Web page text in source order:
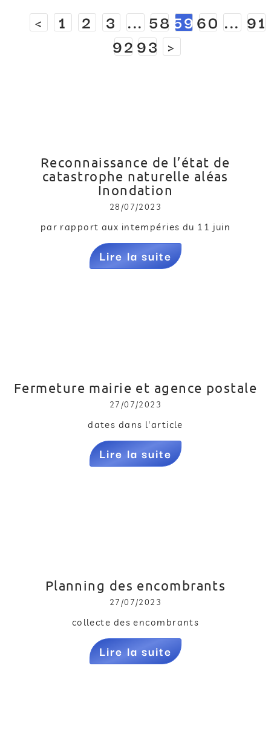
< 1 2 3 ... 58 5960 ... 91
92 93 >
Reconnaissance de l’état de
catastrophe naturelle aléas
Inondation
28/07/2023
par rapport aux intempéries du 11 juin
Lire la suite
Fermeture mairie et agence postale
27/07/2023
dates dans l'article
Lire la suite
Planning des encombrants
27/07/2023
collecte des encombrants
Lire la suite